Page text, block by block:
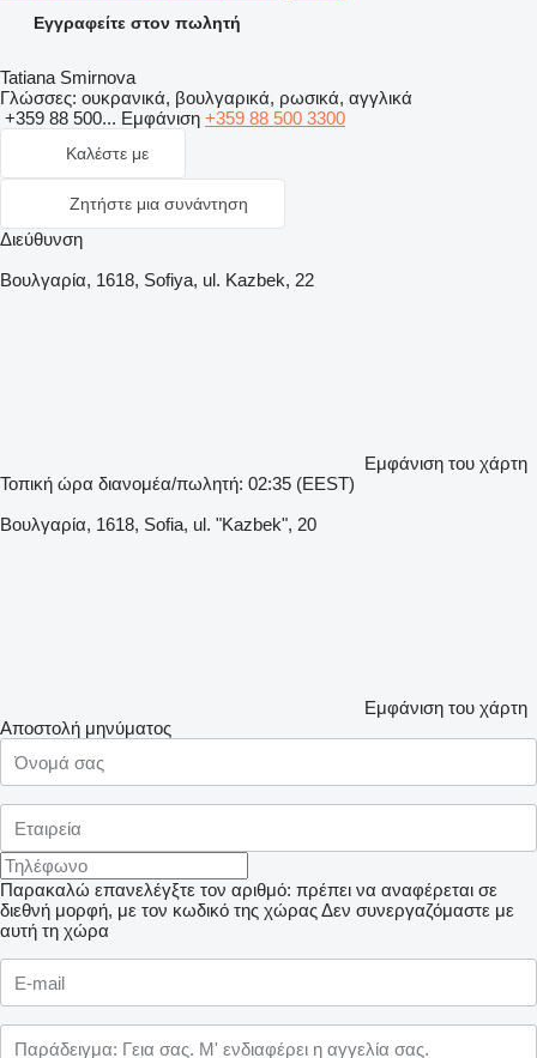
Εγγραφείτε στον πωλητή
Tatiana Smirnova
Γλώσσες: ουκρανικά, βουλγαρικά, ρωσικά, αγγλικά
+359 88 500... Εμφάνιση +359 88 500 3300
Καλέστε με
Ζητήστε μια συνάντηση
Διεύθυνση
Βουλγαρία, 1618, Sofiya, ul. Kazbek, 22
Εμφάνιση του χάρτη
Τοπική ώρα διανομέα/πωλητή: 02:35 (EEST)
Βουλγαρία, 1618, Sofia, ul. "Kazbek", 20
Εμφάνιση του χάρτη
Αποστολή μηνύματος
Παρακαλώ επανελέγξτε τον αριθμό: πρέπει να αναφέρεται σε
διεθνή μορφή, με τον κωδικό της χώραςΔεν συνεργαζόμαστε με
αυτή τη χώρα